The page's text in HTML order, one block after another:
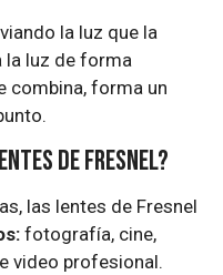
la luz que la
la luz de forma
combina, forma un
de Fresnel?
las lentes de Fresnel
fotografía, cine,
video profesional.